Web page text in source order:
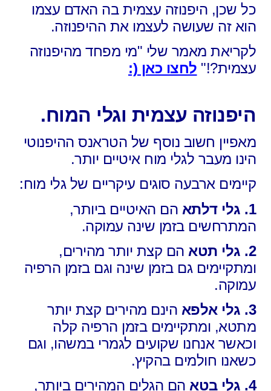
כל שכן, היפנוזה עצמית בה האדם עצמו
הוא זה שעושה לעצמו את ההיפנוזה.
לקריאת מאמר שלי "מי מפחד מהיפנוזה
עצמית?!" לחצו כאן (:
היפנוזה עצמית וגלי המוח.
מאפיין חשוב נוסף של הטראנס ההיפנוטי
הינו מעבר לגלי מוח איטיים יותר.
קיימים ארבעה סוגים עיקריים של גלי מוח:
1. גלי דלתא
הם האיטיים ביותר,
המתרחשים בזמן שינה עמוקה.
2. גלי תטא
הם קצת יותר מהירים,
ומתקיימים גם בזמן שינה וגם בזמן הרפיה
עמוקה.
3. גלי אלפא
הינם מהירים קצת יותר
מתטא, ומתקיימים בזמן הרפיה קלה
וכאשר אנחנו שקועים לגמרי במשהו, וגם
כשאנו חולמים בהקיץ.
4. גלי בטא
הם הגלים המהירים ביותר,